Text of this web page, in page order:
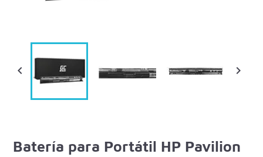
 
Batería para Portátil HP Pavilion